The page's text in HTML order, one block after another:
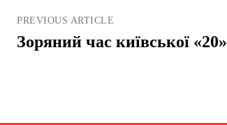
PREVIOUS ARTICLE
Зоряний час київської «20»